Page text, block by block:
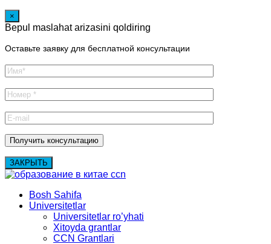
×
Bepul maslahat arizasini qoldiring
Оставьте заявку для бесплатной консультации
ЗАКРЫТЬ
Bosh Sahifa
Universitetlar
Universitetlar ro’yhati
Xitoyda grantlar
CCN Grantlari